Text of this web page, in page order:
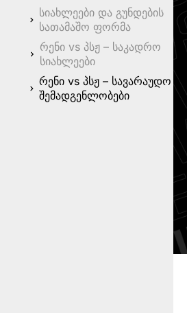
სიახლეები და გუნდების
სათამაშო ფორმა
რენი vs პსჟ – საკადრო
სიახლეები
რენი vs პსჟ – სავარაუდო
შემადგენლობები